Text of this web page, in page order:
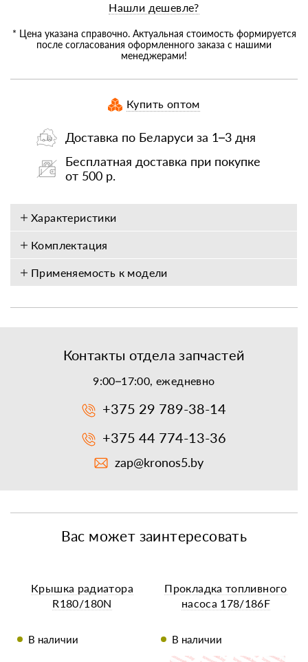
Нашли дешевле?
* Цена указана справочно. Актуальная стоимость формируется
после согласования оформленного заказа с нашими
менеджерами!
Купить оптом
Доставка по Беларуси за 1–3 дня
Бесплатная доставка при покупке
от 500 р.
Характеристики
Комплектация
Применяемость к модели
Контакты отдела запчастей
9:00–17:00, ежедневно
+375 29 789-38-14
+375 44 774-13-36
zap@kronos5.by
Вас может заинтересовать
Крышка радиатора
R180/180N
В наличии
Прокладка топливного
насоса 178/186F
В наличии